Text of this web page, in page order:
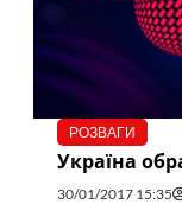
РОЗВАГИ
Україна
30/01/2017 15:35